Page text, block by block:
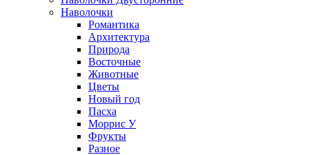
Наволочки
Романтика
Архитектура
Природа
Восточные
Животные
Цветы
Новый год
Пасха
Моррис У
Фрукты
Разное